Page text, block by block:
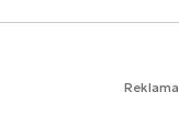
Reklama